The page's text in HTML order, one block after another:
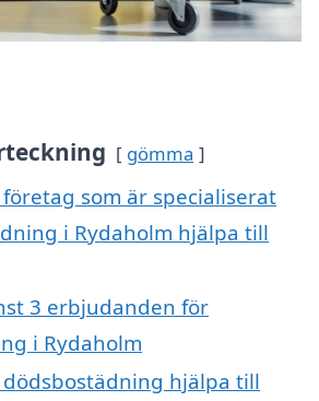
gömma
som är specialiserat
i Rydaholm hjälpa till
3 erbjudanden för
i Rydaholm
dödsbostädning hjälpa till